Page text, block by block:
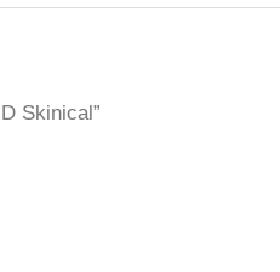
Skinical”